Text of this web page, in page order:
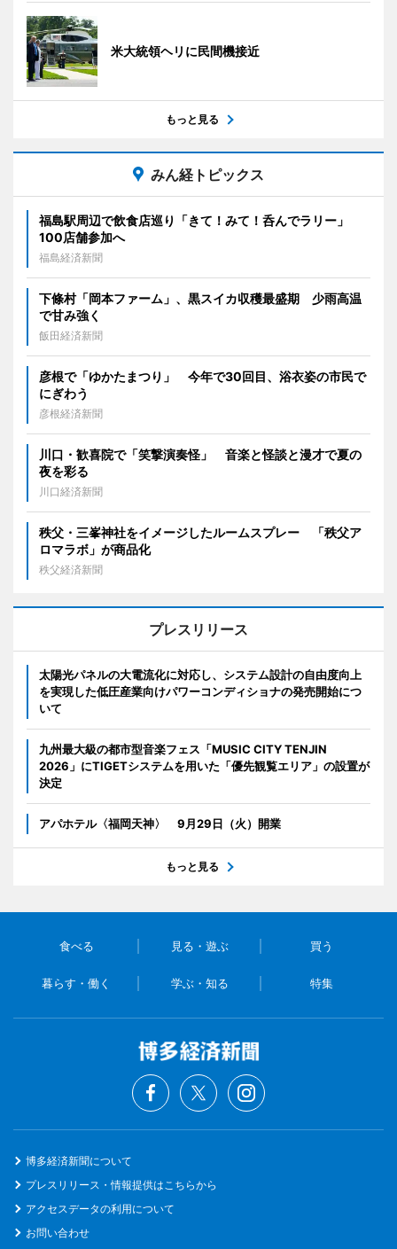
米大統領ヘリに民間機接近
もっと見る
みん経トピックス
福島駅周辺で飲食店巡り「きて！みて！呑んでラリー」
100店舗参加へ
福島経済新聞
下條村「岡本ファーム」、黒スイカ収穫最盛期 少雨高温
で甘み強く
飯田経済新聞
彦根で「ゆかたまつり」 今年で30回目、浴衣姿の市民で
にぎわう
彦根経済新聞
川口・歓喜院で「笑撃演奏怪」 音楽と怪談と漫才で夏の
夜を彩る
川口経済新聞
秩父・三峯神社をイメージしたルームスプレー 「秩父ア
ロマラボ」が商品化
秩父経済新聞
プレスリリース
太陽光パネルの大電流化に対応し、システム設計の自由度向上
を実現した低圧産業向けパワーコンディショナの発売開始につ
いて
九州最大級の都市型音楽フェス「MUSIC CITY TENJIN
2026」にTIGETシステムを用いた「優先観覧エリア」の設置が
決定
アパホテル〈福岡天神〉 9月29日（火）開業
もっと見る
食べる 見る・遊ぶ 買う
暮らす・働く 学ぶ・知る 特集
博多経済新聞について
プレスリリース・情報提供はこちらから
アクセスデータの利用について
お問い合わせ